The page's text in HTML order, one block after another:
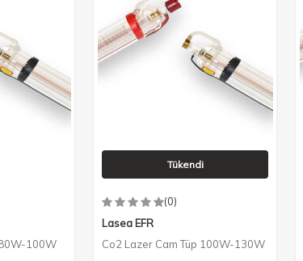
100W
Tükendi
(0)
Lasea EFR
Co2 Lazer Cam Tüp 100W-130W